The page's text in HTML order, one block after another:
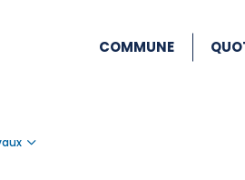
COMMUNE